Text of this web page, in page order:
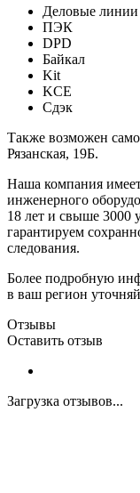
Деловые линии
ПЭК
DPD
Байкал
Kit
KCE
Сдэк
Также возможен
Рязанская, 19Б.
Наша компания
инженерного
18 лет и свыше 3000
гарантируем
следования.
Более подробную
в ваш регион
Отзывы
Оставить отзыв
Загрузка отзывов...